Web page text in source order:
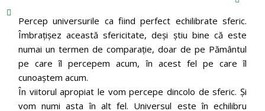
Percep universurile ca fiind perfect echilibrate sferic.
Îmbrațișez această sfericitate, deși știu bine că este
numai un termen de comparație, doar de pe Pământul
pe care îl percepem acum, în acest fel pe care îl
cunoaștem acum.
În viitorul apropiat le vom percepe dincolo de sferic. Și
vom numi asta în alt fel. Universul este în echilibru